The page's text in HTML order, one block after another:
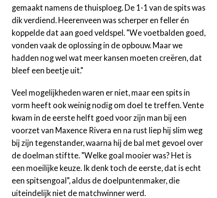
gemaakt namens de thuisploeg. De 1-1 van de spits was
dik verdiend. Heerenveen was scherper en feller én
koppelde dat aan goed veldspel. "We voetbalden goed,
vonden vaak de oplossing in de opbouw. Maar we
hadden nog wel wat meer kansen moeten creëren, dat
bleef een beetje uit."
Veel mogelijkheden waren er niet, maar een spits in
vorm heeft ook weinig nodig om doel te treffen. Vente
kwam in de eerste helft goed voor zijn man bij een
voorzet van Maxence Rivera en na rust liep hij slim weg
bij zijn tegenstander, waarna hij de bal met gevoel over
de doelman stiftte. "Welke goal mooier was? Het is
een moeilijke keuze. Ik denk toch de eerste, dat is echt
een spitsengoal", aldus de doelpuntenmaker, die
uiteindelijk niet de matchwinner werd.